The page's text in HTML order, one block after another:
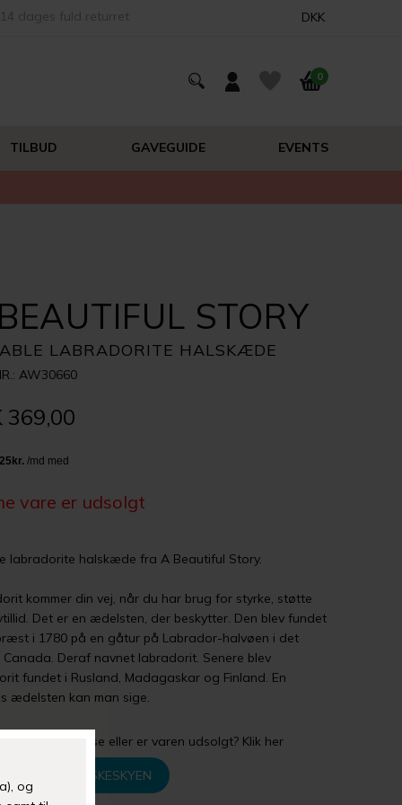
DKK
0
TILBUD GAVEGUIDE EVENTS
STORY
LABRADORITE HALSKÆDE
AW30660
369,00
vare er udsolgt
labradorite halskæde fra A Beautiful Story.
kommer din vej, når du har brug for styrke, støtte
Det er en ædelsten, der beskytter. Den blev fundet
i 1780 på en gåtur på Labrador-halvøen i det
Canada. Deraf navnet labradorit. Senere blev
fundet i Rusland, Madagaskar og Finland. En
ædelsten kan man sige.
din størrelse eller er varen udsolgt? Klik her
TILFØJ TIL ØNSKESKYEN